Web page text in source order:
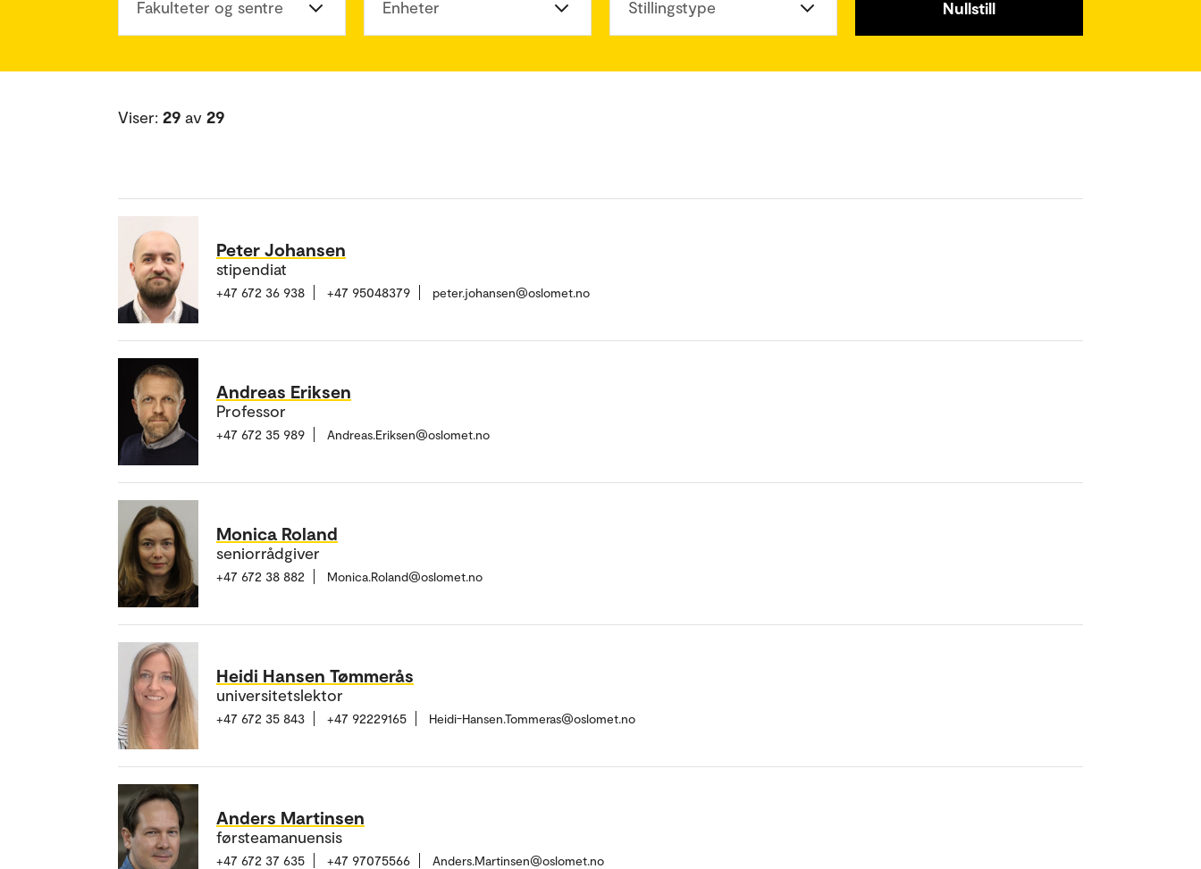
Fakulteter og sentre Enheter Stillingstype Nullstill
Viser: 29 av 29
Peter Johansen
stipendiat
+47 672 36 938 +47 95048379 peter.johansen@oslomet.no
Andreas Eriksen
Professor
+47 672 35 989 Andreas.Eriksen@oslomet.no
Monica Roland
seniorrådgiver
+47 672 38 882 Monica.Roland@oslomet.no
Heidi Hansen Tømmerås
universitetslektor
+47 672 35 843 +47 92229165 Heidi-Hansen.Tommeras@oslomet.no
Anders Martinsen
førsteamanuensis
+47 672 37 635 +47 97075566 Anders.Martinsen@oslomet.no